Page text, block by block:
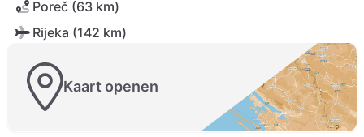
Poreč (63 km)
Rijeka (142 km)
Kaart openen